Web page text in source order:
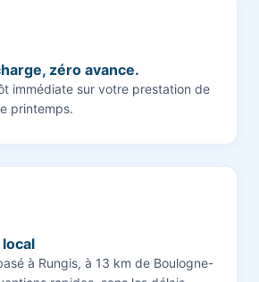
zéro avance.
immédiate sur votre prestation de
printemps.
à Rungis, à 13 km de Boulogne-